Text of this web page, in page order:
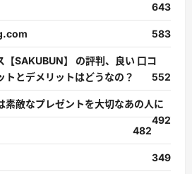
643
583
【SAKUBUN】 の評判、良い 口コ
トとデメリットはどうなの？
552
素敵なプレゼントを大切なあの人に
492
482
349